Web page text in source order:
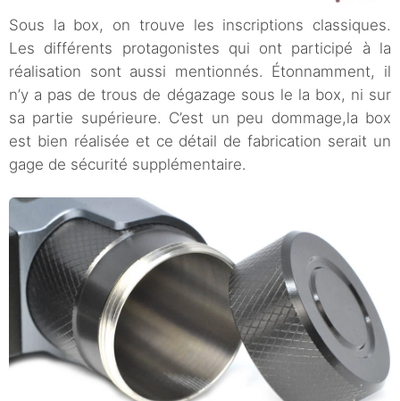
Sous la box, on trouve les inscriptions classiques.
Les différents protagonistes qui ont participé à la
réalisation sont aussi mentionnés. Étonnamment, il
n’y a pas de trous de dégazage sous le la box, ni sur
sa partie supérieure. C’est un peu dommage,la box
est bien réalisée et ce détail de fabrication serait un
gage de sécurité supplémentaire.